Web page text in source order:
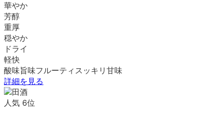
華やか
芳醇
重厚
穏やか
ドライ
軽快
酸味旨味フルーティ スッキリ 甘味
詳細を見る
人気 6位